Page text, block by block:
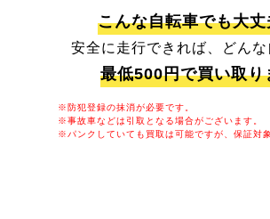
こんな自転車でも大丈
安全に走行できれば、どんな
最低500円で買い取り
※防犯登録の抹消が必要です。
※事故車などは引取となる場合がございます。
※パンクしていても買取は可能ですが、保証対